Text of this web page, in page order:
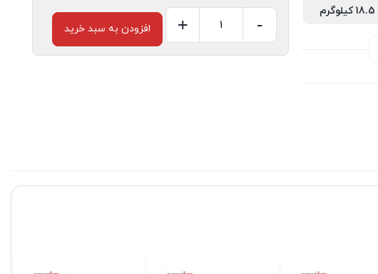
18.5 کیلوگرم
واش
-
+ افزودن به سبد خرید